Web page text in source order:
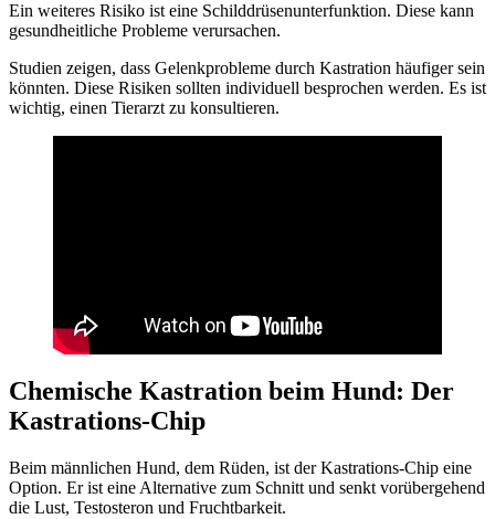
Ein weiteres Risiko ist eine Schilddrüsenunterfunktion. Diese kann
gesundheitliche Probleme verursachen.
Studien zeigen, dass Gelenkprobleme durch Kastration häufiger sein
könnten. Diese Risiken sollten individuell besprochen werden. Es ist
wichtig, einen Tierarzt zu konsultieren.
Chemische Kastration beim Hund: Der
Kastrations-Chip
Beim männlichen Hund, dem Rüden, ist der Kastrations-Chip eine
Option. Er ist eine Alternative zum Schnitt und senkt vorübergehend
die Lust, Testosteron und Fruchtbarkeit.